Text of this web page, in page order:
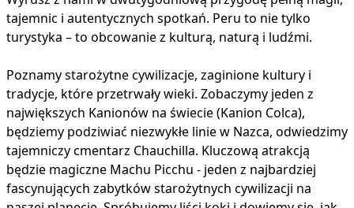
tajemnic i autentycznych spotkań. Peru to nie tylko
turystyka – to obcowanie z kulturą, naturą i ludźmi.
Poznamy starożytne cywilizacje, zaginione kultury i
tradycje, które przetrwały wieki. Zobaczymy jeden z
największych Kanionów na świecie (Kanion Colca),
będziemy podziwiać niezwykłe linie w Nazca, odwiedzimy
tajemniczy cmentarz Chauchilla. Kluczową atrakcją
będzie magiczne Machu Picchu - jeden z najbardziej
fascynujących zabytków starożytnych cywilizacji na